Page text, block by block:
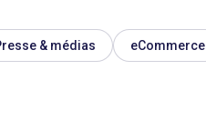
& médias eCommerce